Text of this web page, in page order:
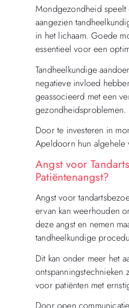
Mondgezondheid
aangezien
in het lichaam. Goede
essentieel voor een
Tandheelkundige
negatieve invloed
geassocieerd met een
gezondheidsproblemen.
Door te investeren in
Apeldoorn hun algehele
Angst voor
Patiëntenangst?
Angst voor
ervan kan weerhouden
deze angst en nemen
tandheelkundige
Dit kan onder meer het
ontspanningstechnieken
voor patiënten met